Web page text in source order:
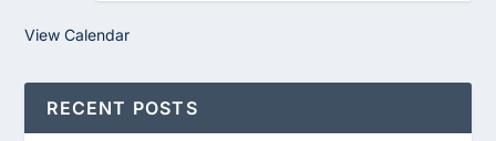
View Calendar
RECENT POSTS